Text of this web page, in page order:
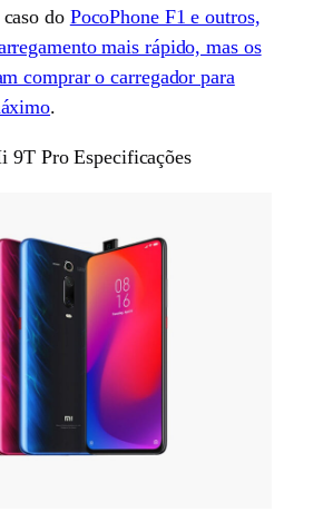
do PocoPhone F1 e outros,
mais rápido, mas os
comprar o carregador para
.
9T Pro Especificações